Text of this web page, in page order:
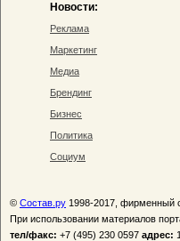
Новости:
Реклама
Маркетинг
Медиа
Брендинг
Бизнес
Политика
Социум
© Состав.ру 1998-2017, фирменный
При использовании материалов
тел/факс: +7 (495) 230 0597 адрес: